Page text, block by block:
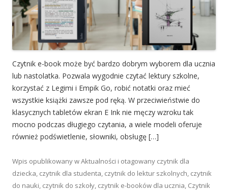
Czytnik e-book może być bardzo dobrym wyborem dla ucznia
lub nastolatka. Pozwala wygodnie czytać lektury szkolne,
korzystać z Legimi i Empik Go, robić notatki oraz mieć
wszystkie książki zawsze pod ręką. W przeciwieństwie do
klasycznych tabletów ekran E Ink nie męczy wzroku tak
mocno podczas długiego czytania, a wiele modeli oferuje
również podświetlenie, słowniki, obsługę […]
Wpis opublikowany wAktualności i otagowany czytnik dla
dziecka, czytnik dla studenta, czytnik do lektur szkolnych, czytnik
do nauki, czytnik do szkoły, czytnik e-booków dla ucznia, Czytnik